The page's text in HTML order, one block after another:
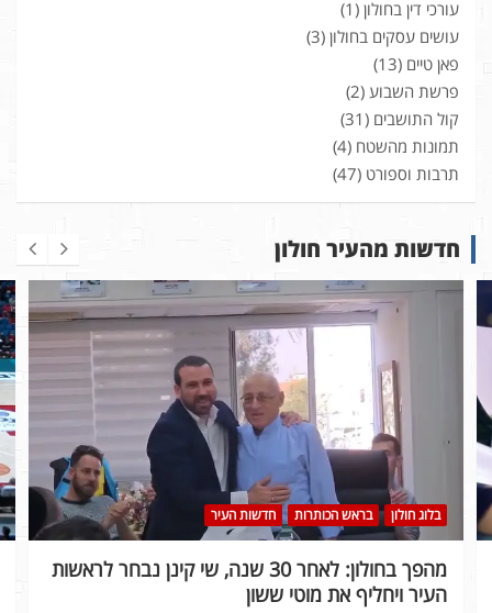
עורכי דין בחולון (1)
עושים עסקים בחולון (3)
פאן טיים (13)
פרשת השבוע (2)
קול התושבים (31)
תמונות מהשטח (4)
תרבות וספורט (47)
חדשות מהעיר חולון
בלוג חולון בראש הכותרות חדשות העיר
מהפך בחולון: לאחר 30 שנה, שי קינן נבחר לראשות
העיר ויחליף את מוטי ששון